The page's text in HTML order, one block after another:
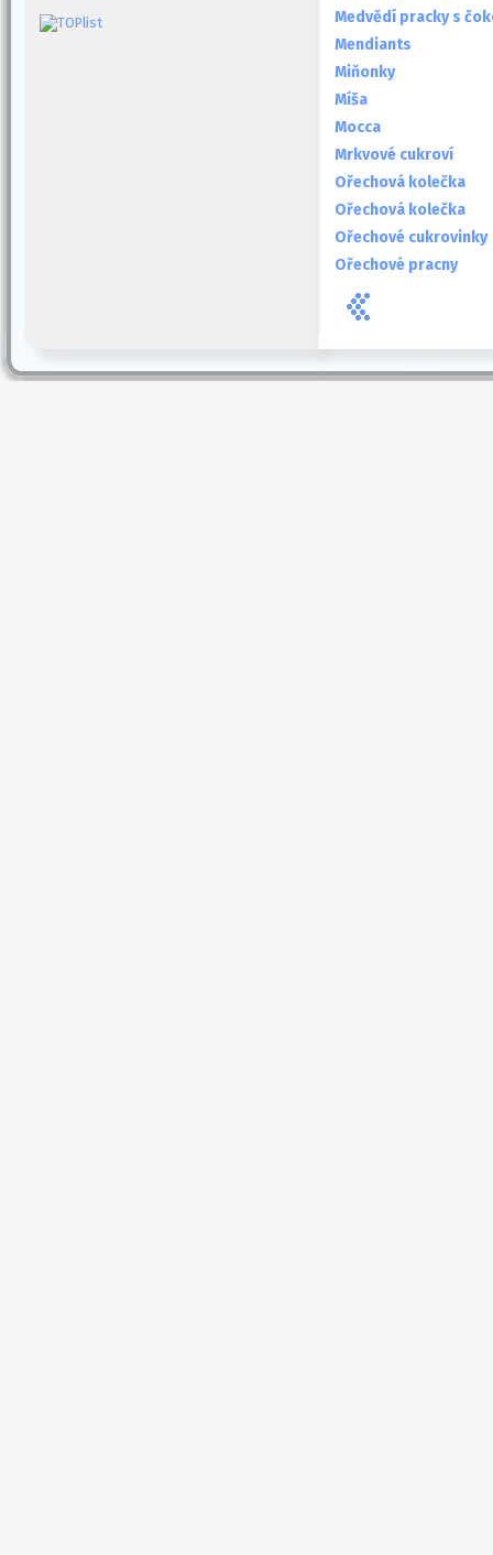
Medvědí pracky s
Mendiants
Miňonky
Míša
Mocca
Mrkvové cukroví
Ořechová kolečka
Ořechová kolečka
Ořechové cukrovinky
Ořechové pracny